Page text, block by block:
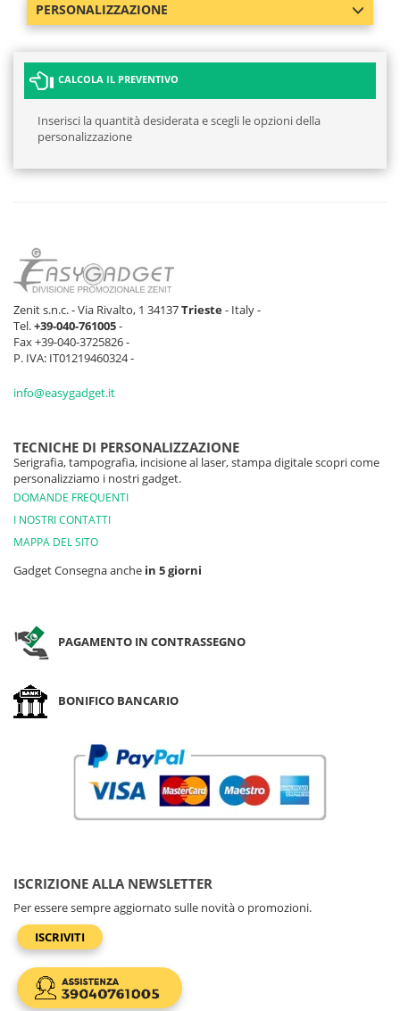
PERSONALIZZAZIONE
CALCOLA IL PREVENTIVO
Inserisci la quantità desiderata e scegli le opzioni della
personalizzazione
Zenit s.n.c. - Via Rivalto, 1 34137Trieste- Italy -
Tel.+39-040-761005-
Fax +39-040-3725826 -
P. IVA: IT01219460324 -
info@easygadget.it
TECNICHE DI PERSONALIZZAZIONE
Serigrafia, tampografia, incisione al laser, stampa digitale scopri come
personalizziamo i nostri gadget.
DOMANDE FREQUENTI
I NOSTRI CONTATTI
MAPPA DEL SITO
Gadget Consegna anche in 5 giorni
PAGAMENTO IN CONTRASSEGNO
BONIFICO BANCARIO
ISCRIZIONE ALLA NEWSLETTER
Per essere sempre aggiornato sulle novità o promozioni.
ISCRIVITI